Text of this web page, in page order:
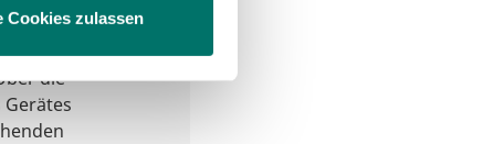
Cookies zulassen
die
Label mit der
die